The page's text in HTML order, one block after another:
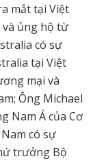
mắt tại Việt
và ủng hộ từ
có sự
tại Việt
mại và
Ông Michael
Nam Á của Cơ
có sự
trưởng Bộ